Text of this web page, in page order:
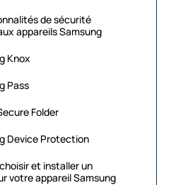
de sécurité
appareils Samsung
Knox
Pass
Folder
Device Protection
et installer un
votre appareil Samsung